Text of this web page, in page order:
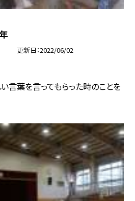
更新日 2022/06/02
い言葉を言ってもらった時のことを